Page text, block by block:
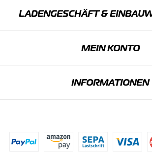
LADENGESCHÄFT &
MEIN KONTO
INFORMATIONEN